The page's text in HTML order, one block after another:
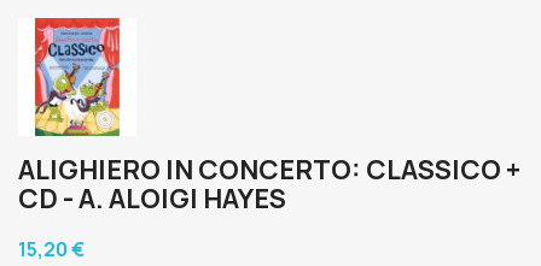
ALIGHIERO IN CONCERTO: CLASSICO +
CD - A. ALOIGI HAYES
15,20 €